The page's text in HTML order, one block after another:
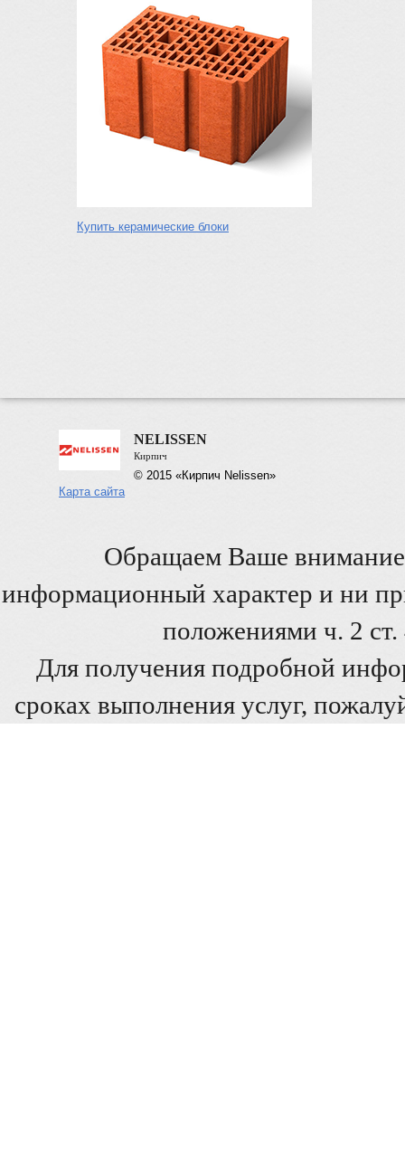
Купить керамические блоки
NELISSEN
Кирпич
© 2015 «Кирпич Nelissen»
Карта сайта
Обращаем Ваше внимание
информационный характер и ни
положениями ч. 2
Для получения подробной
сроках выполнения услуг,